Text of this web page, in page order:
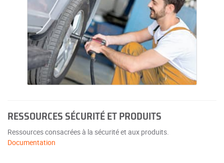
RESSOURCES SÉCURITÉ ET PRODUITS
Ressources consacrées à la sécurité et aux produits.
Documentation